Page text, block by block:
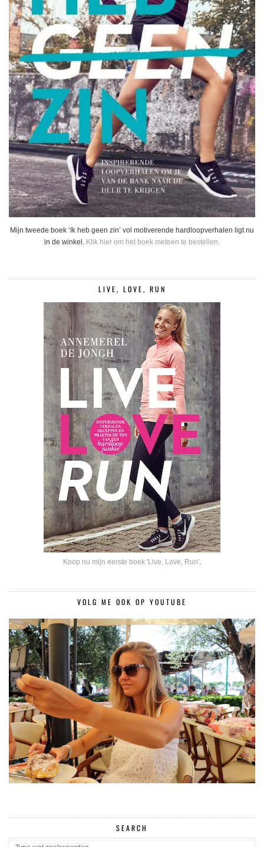
Mijn tweede boek ‘Ik heb geen zin’ vol motiverende hardloopverhalen ligt nu
in de winkel. Klik hier om het boek meteen te bestellen.
LIVE, LOVE, RUN
Koop nu mijn eerste boek 'Live, Love, Run'.
VOLG ME OOK OP YOUTUBE
SEARCH